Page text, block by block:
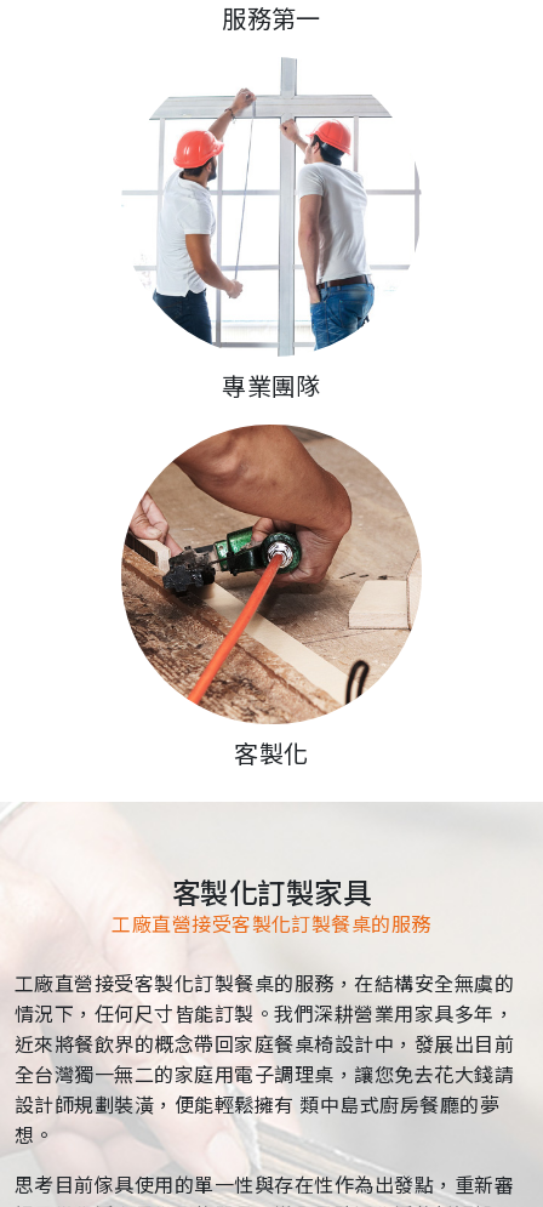
服務第一
專業團隊
客製化
客製化訂製家具
工廠直營接受客製化訂製餐桌的服務
工廠直營接受客製化訂製餐桌的服務，在結構安全無虞的
情況下，任何尺寸皆能訂製。我們深耕營業用家具多年，
近來將餐飲界的概念帶回家庭餐桌椅設計中，發展出目前
全台灣獨一無二的家庭用電子調理桌，讓您免去花大錢請
設計師規劃裝潢，便能輕鬆擁有 類中島式廚房餐廳的夢
想。
思考目前傢具使用的單一性與存在性作為出發點，重新審